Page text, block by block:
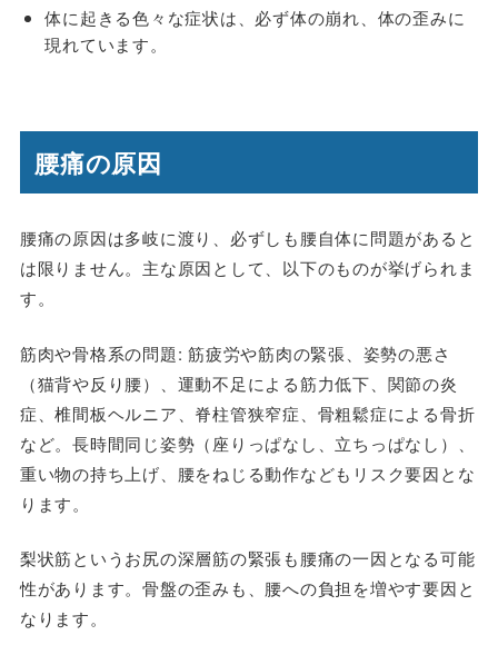
体に起きる色々な症状は、必ず体の崩れ、体の歪みに
現れています。
腰痛の原因
腰痛の原因は多岐に渡り、必ずしも腰自体に問題があると
は限りません。主な原因として、以下のものが挙げられま
す。
筋肉や骨格系の問題: 筋疲労や筋肉の緊張、姿勢の悪さ
（猫背や反り腰）、運動不足による筋力低下、関節の炎
症、椎間板ヘルニア、脊柱管狭窄症、骨粗鬆症による骨折
など。長時間同じ姿勢（座りっぱなし、立ちっぱなし）、
重い物の持ち上げ、腰をねじる動作などもリスク要因とな
ります。
梨状筋というお尻の深層筋の緊張も腰痛の一因となる可能
性があります。骨盤の歪みも、腰への負担を増やす要因と
なります。